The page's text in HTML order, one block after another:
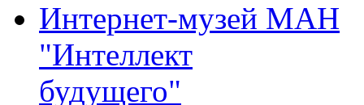
Интернет-музей МАН
"Интеллект
будущего"